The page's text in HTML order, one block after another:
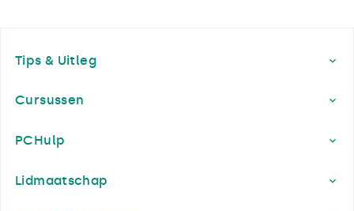
Tips & Uitleg
Cursussen
PCHulp
Lidmaatschap